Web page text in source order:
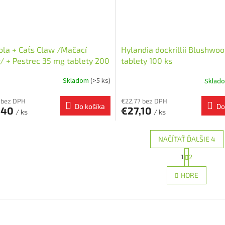
+ Cat´s Claw /Mačací
+ Pestrec 35 mg tablety 200
Skladom (>5 ks)
DPH
/ ks
Do košíka
Hylandia dockrillii
tablety 100 ks
€22,77 bez DPH
€27,10 / ks
O
v
l
d
NAČÍTAŤ ĎALŠIE 4
t
r
á
n
1 2
HORE